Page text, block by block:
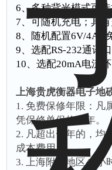
6、多种背光模式可
7、可随机充电；具
8、随机配置6V/4AH
9、选配RS-232通讯
10、选配20mA电流
上海贵虎衡器电子地
1. 免费保修年限：凡
凭保修单保修一年。
2. 凡超出一年的，均
成本费用）
3. 上海附近地区48小